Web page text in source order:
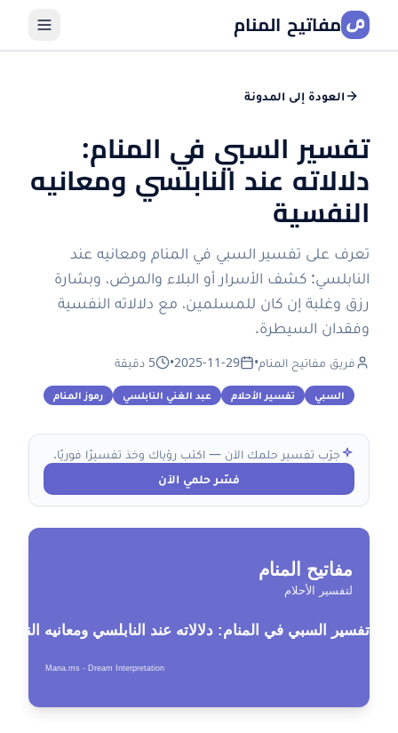
مفاتيح المنام
العودة إلى المدونة
تفسير السبي في المنام:
دلالاته عند النابلسي ومعانيه
النفسية
تعرف على تفسير السبي في المنام ومعانيه عند
النابلسي: كشف الأسرار أو البلاء والمرض، وبشارة
رزق وغلبة إن كان للمسلمين، مع دلالاته النفسية
وفقدان السيطرة.
فريق مفاتيح المنام•
2025-11-29
• 5 دقيقة
السبي تفسير الأحلام عبد الغني النابلسي رموز المنام
جرّب تفسير حلمك الآن — اكتب رؤياك وخذ تفسيرًا فوريًا.
فسّر حلمي الآن